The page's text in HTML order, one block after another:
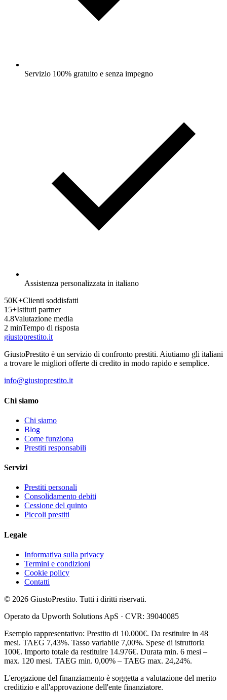
Servizio 100% gratuito e senza impegno
Assistenza personalizzata in italiano
50K+Clienti soddisfatti
15+Istituti partner
4.8Valutazione media
2 minTempo di risposta
giustoprestito.it
GiustoPrestito è un servizio di confronto prestiti. Aiutiamo gli italiani
a trovare le migliori offerte di credito in modo rapido e semplice.
info@giustoprestito.it
Chi siamo
Chi siamo
Blog
Come funziona
Prestiti responsabili
Servizi
Prestiti personali
Consolidamento debiti
Cessione del quinto
Piccoli prestiti
Legale
Informativa sulla privacy
Termini e condizioni
Cookie policy
Contatti
© 2026 GiustoPrestito. Tutti i diritti riservati.
Operato da Upworth Solutions ApS · CVR: 39040085
Esempio rappresentativo: Prestito di 10.000€. Da restituire in 48
mesi. TAEG 7,43%. Tasso variabile 7,00%. Spese di istruttoria
100€. Importo totale da restituire 14.976€. Durata min. 6 mesi –
max. 120 mesi. TAEG min. 0,00% – TAEG max. 24,24%.
L'erogazione del finanziamento è soggetta a valutazione del merito
creditizio e all'approvazione dell'ente finanziatore.